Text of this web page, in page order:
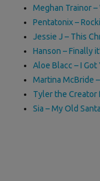
Meghan Trainor
Pentatonix –
Jessie J – This
Hanson – Finally
Aloe Blacc – I
Martina McBride
Tyler the Creator
Sia – My Old